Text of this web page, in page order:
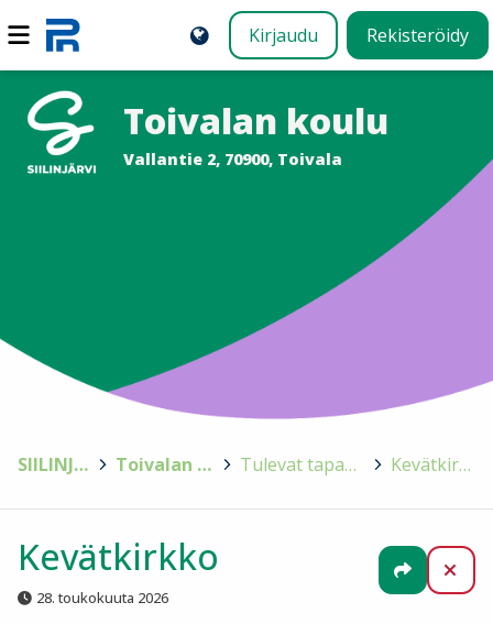
Kirjaudu Rekisteröidy
Toivalan koulu
Vallantie 2, 70900, Toivala
SIILINJÄRVI > Toivalan koulu > Tulevat tapahtumat > Kevätkirkko
Kevätkirkko
28. toukokuuta 2026
Jaa